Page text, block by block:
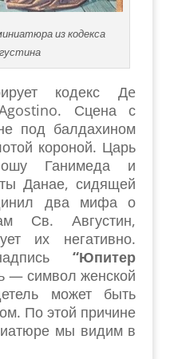
из кодекса
кодекс Дe
Сцена с
под балдахином
короной. Царь
Ганимеда и
Данае, сидящей
два мифа о
Св. Августин,
их негативно.
“Юпитер
— символ женской
может быть
По этой причине
мы видим в